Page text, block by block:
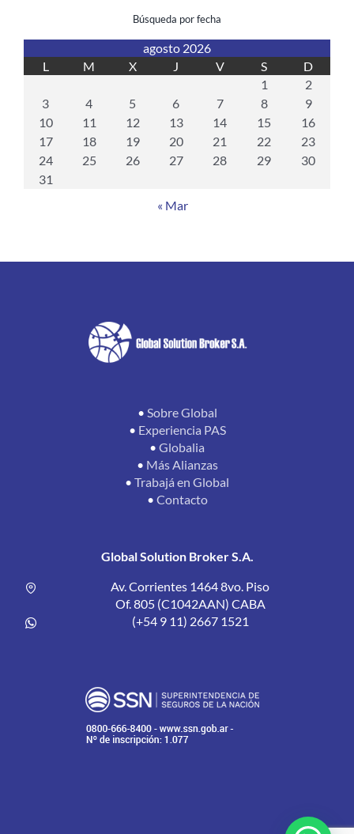
Búsqueda por fecha
agosto 2026
L
M X J V S
D
1
2
3
4 5 6 7 8
9
10
11 12 13 14 15
16
17
18 19 20 21 22
23
24
25 26 27 28 29
30
31
« Mar
• Sobre Global
• Experiencia PAS
• Globalia
• Más Alianzas
• Trabajá en Global
• Contacto
Global Solution Broker S.A.
Av. Corrientes 1464 8vo. Piso
Of. 805 (C1042AAN) CABA
(+54 9 11) 2667 1521